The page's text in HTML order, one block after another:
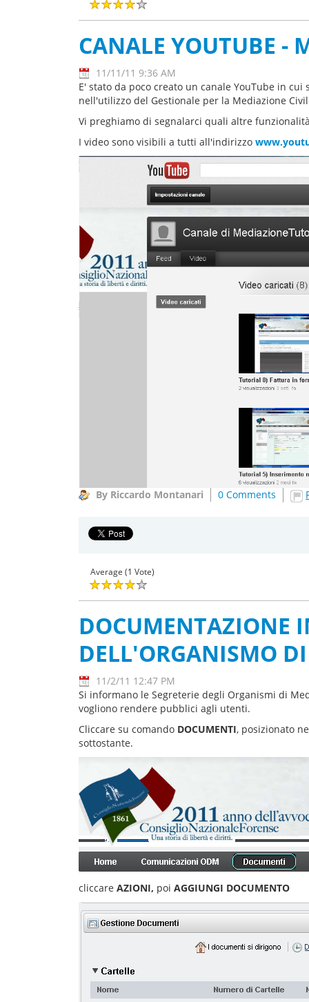
CANALE YOUTUBE -
11/11/11 9:36 AM
E' stato da poco creato un canale YouTube in
nell'utilizzo del Gestionale per la Mediazione
Vi preghiamo di segnalarci quali altre
I video sono visibili a tutti all'indirizzo
By Riccardo Montanari 0 Comments
Average (1 Vote)
DOCUMENTAZIONE
DELL'ORGANISMO
11/2/11 12:47 PM
Si informano le Segreterie degli Organismi di
vogliono rendere pubblici agli utenti.
Cliccare su comando DOCUMENTI, posizionato
sottostante.
cliccare AZIONI, poi AGGIUNGI DOCUMENTO